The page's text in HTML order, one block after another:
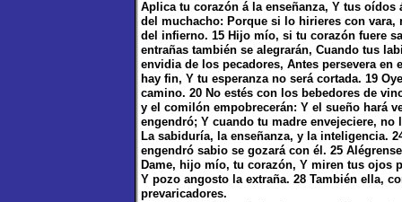
Aplica tu corazón á la enseñanza, Y tus
del muchacho: Porque si lo hirieres con
del infierno. 15 Hijo mío, si tu corazón fuere
entrañas también se alegrarán, Cuando tus
envidia de los pecadores, Antes persevera
hay fin, Y tu esperanza no será cortada. 19
camino. 20 No estés con los bebedores de
y el comilón empobrecerán: Y el sueño hará
engendró; Y cuando tu madre envejeciere,
La sabiduría, la enseñanza, y la inteligencia.
engendró sabio se gozará con él. 25
Dame, hijo mío, tu corazón, Y miren tus ojos
Y pozo angosto la extraña. 28 También ella,
prevaricadores.